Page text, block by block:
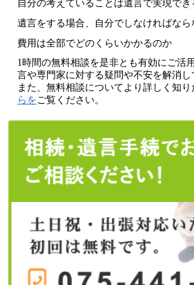
自分の考えていることは遺言で実現でき
遺言をする場合、自分でしなければな
費用は全部でどのくらいかかるのか
1時間の無料相談を是非とも有効にご活
言や専門家に対する疑問や不安を解消し
また、無料相談についてより詳しく知り
らをご覧ください。